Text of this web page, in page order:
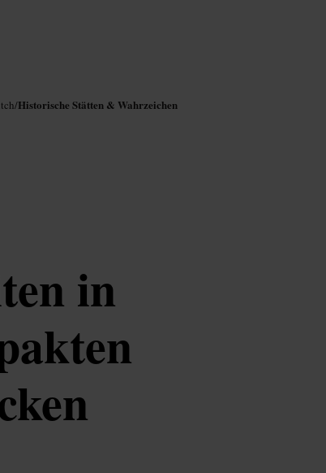
/Historische Stätten & Wahrzeichen
in